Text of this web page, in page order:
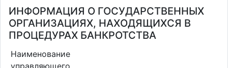
ИНФОРМАЦИЯ О ГОСУДАРСТВЕННЫХ
ОРГАНИЗАЦИЯХ, НАХОДЯЩИХСЯ В
ПРОЦЕДУРАХ БАНКРОТСТВА
Наименование
управляющего